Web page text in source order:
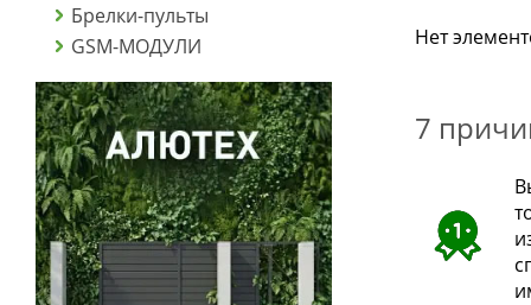
Брелки-пульты
GSM-МОДУЛИ
Нет
7